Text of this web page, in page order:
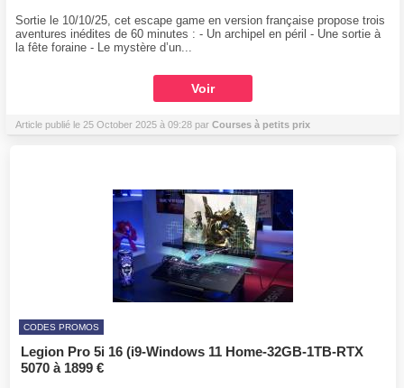
Sortie le 10/10/25, cet escape game en version française propose trois
aventures inédites de 60 minutes : - Un archipel en péril - Une sortie à
la fête foraine - Le mystère d’un...
Voir
Article publié le 25 October 2025 à 09:28 par Courses à petits prix
CODES PROMOS
Legion Pro 5i 16 (i9-Windows 11 Home-32GB-1TB-RTX
5070 à 1899 €